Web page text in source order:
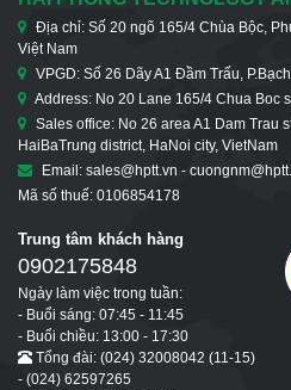
Địa chỉ: Số 20 ngõ 165/4 Chùa Bộc,
Việt Nam
VPGD: Số 26 Dãy A1 Đầm Trấu,
Address: No 20 Lane 165/4 Chua Boc
Sales office: No 26 area A1 Dam Trau
HaiBaTrung district, HaNoi city, VietNam
Email: sales@hptt.vn -
Mã số thuế: 0106854178
Trung tâm khách hàng
0902175848
Ngày làm việc trong tuần:
- Buổi sáng: 07:45 - 11:45
- Buổi chiều: 13:00 - 17:30
Tổng đài: (024) 32008042 (11-15)
- (024) 62597265